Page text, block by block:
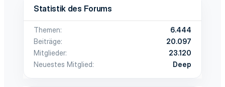
Statistik des Forums
Themen
6.444
Beiträge
20.097
Mitglieder
23.120
Neuestes Mitglied
Deep